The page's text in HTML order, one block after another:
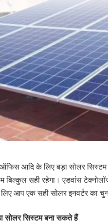
आदि के लिए बड़ा सोलर सिस्टम
बिल्कुल सही रहेगा। एडवांस
आप एक सही सोलर इनवर्टर का
सोलर सिस्टम बना सकते हैं